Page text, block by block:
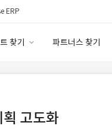
ERP
찾기 파트너스 찾기
고도화